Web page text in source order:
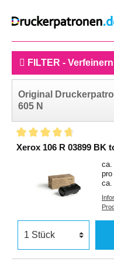
FILTER -
Original
605 N
Xerox 106 R 03899 BK
ca.
ca.